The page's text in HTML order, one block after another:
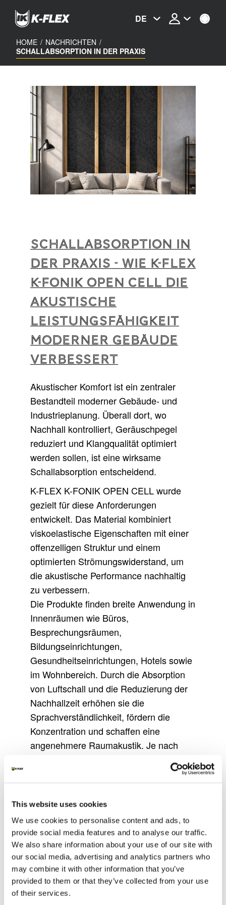
This website uses cookies
We use cookies to personalise content and ads, to
provide social media features and to analyse our traffic.
We also share information about your use of our site with
our social media, advertising and analytics partners who
may combine it with other information that you’ve
provided to them or that they’ve collected from your use
of their services.
content
DE
HOME / NACHRICHTEN /
SCHALLABSORPTION IN DER PRAXIS
Schallabsorption in
der Praxis - wie K-FLEX
K-FONIK OPEN CELL die
akustische
Leistungsfähigkeit
moderner Gebäude
verbessert
Akustischer Komfort ist ein zentraler
Bestandteil moderner Gebäude- und
Industrieplanung. Überall dort, wo
Nachhall kontrolliert, Geräuschpegel
reduziert und Klangqualität optimiert
werden sollen, ist eine wirksame
Schallabsorption entscheidend.
K-FLEX K-FONIK OPEN CELL wurde
gezielt für diese Anforderungen
entwickelt. Das Material kombiniert
viskoelastische Eigenschaften mit einer
offenzelligen Struktur und einem
optimierten Strömungswiderstand, um
die akustische Performance nachhaltig
zu verbessern.
Die Produkte finden breite Anwendung in
Innenräumen wie Büros,
Besprechungsräumen,
Bildungseinrichtungen,
Gesundheitseinrichtungen, Hotels sowie
im Wohnbereich. Durch die Absorption
von Luftschall und die Reduzierung der
Nachhallzeit erhöhen sie die
Sprachverständlichkeit, fördern die
Konzentration und schaffen eine
angenehmere Raumakustik. Je nach
Schallabsorptionsgrade erreicht werden,
wodurch eine effektive Kontrolle über
einen weiten Frequenzbereich hinweg
gewährleistet ist.
Auch in HLK-/Kälteanlagen,
Rohrleitungen, Technikräumen und
geschützten Bereichen für mechanische
Anlagen kommt K-FLEX K-FONIK OPEN
CELL zum Einsatz. In diesen